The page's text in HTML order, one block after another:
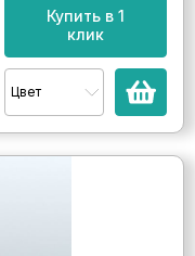
Купить в 1
клик
Цвет